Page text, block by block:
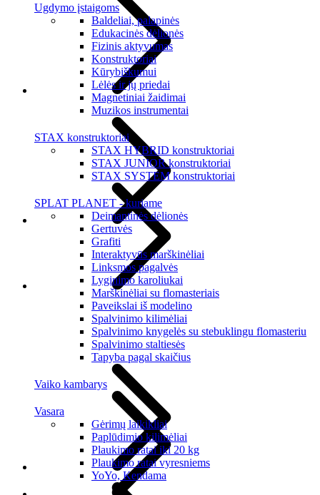
Ugdymo įstaigoms
Baldeliai, palapinės
Edukacinės dėlionės
Fizinis aktyvumas
Konstruktoriai
Kūrybiškumui
Lėlės ir jų priedai
Magnetiniai žaidimai
Muzikos instrumentai
STAX konstruktoriai
STAX HYBRID konstruktoriai
STAX JUNIOR konstruktoriai
STAX SYSTEM konstruktoriai
SPLAT PLANET - kuriame
Deimantinės dėlionės
Gertuvės
Grafiti
Interaktyvūs marškinėliai
Linksmos pagalvės
Lyginimo karoliukai
Marškinėliai su flomasteriais
Paveikslai iš modelino
Spalvinimo kilimėliai
Spalvinimo knygelės su stebuklingu flomasteriu
Spalvinimo staltiesės
Tapyba pagal skaičius
Vaiko kambarys
Vasara
Gėrimų laikikliai
Paplūdimio kilimėliai
Plaukimo ratai iki 20 kg
Plaukimo ratai vyresniems
YoYo, Kendama